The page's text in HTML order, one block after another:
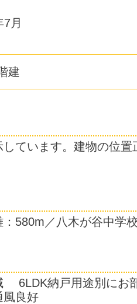
月
建
ています。建物の位置
580m／八木が谷中学
6LDK納戸用途別にお
風良好